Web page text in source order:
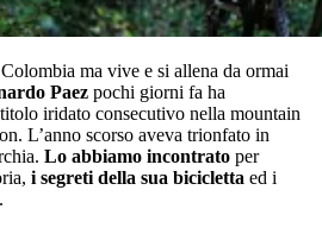
ma vive e si allena da ormai
Paez pochi giorni fa ha
iridato consecutivo nella mountain
L’anno scorso aveva trionfato in
Lo abbiamo incontrato per
i segreti della sua bicicletta ed i